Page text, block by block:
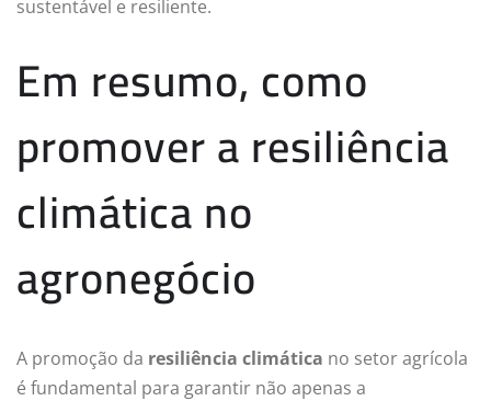
sustentável e resiliente.
Em resumo, como
promover a resiliência
climática no
agronegócio
A promoção da resiliência climática no setor agrícola
é fundamental para garantir não apenas a